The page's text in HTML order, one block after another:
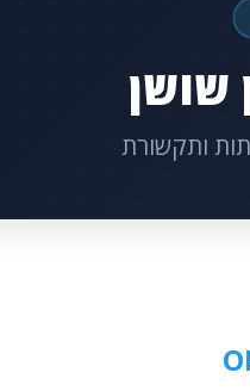
שושן